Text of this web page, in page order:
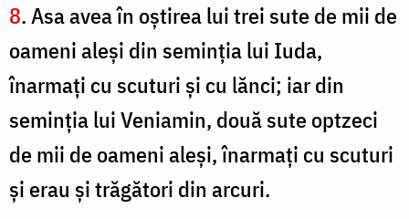
8. Asa avea în oştirea lui trei sute de mii de
oameni aleşi din seminţia lui Iuda,
înarmaţi cu scuturi şi cu lănci; iar din
seminţia lui Veniamin, două sute optzeci
de mii de oameni aleşi, înarmaţi cu scuturi
şi erau şi trăgători din arcuri.